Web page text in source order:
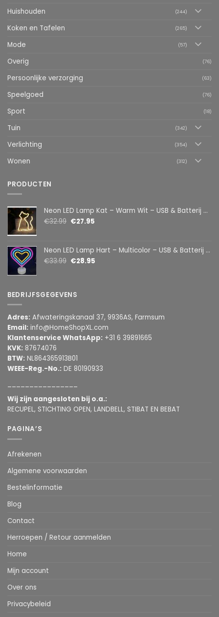
Huishouden (244)
Koken en Tafelen (265)
Mode (57)
Overig (76)
Persoonlijke verzorging (63)
Speelgoed (76)
Sport (18)
Tuin (342)
Verlichting (354)
Wonen (312)
PRODUCTEN
Neon LED Lamp Kat – Warm Wit – USB & Batterij – Decoratieve Tafellamp voor Kinderkamer – 28,5 x 24,5 cm
€32.99 €27.95
Neon LED Lamp Hart – Multicolor – USB & Batterij – Hartvormige Sfeerlamp – Kinderkamer & Slaapkamer – 25,2 x 23 cm
€33.99 €28.95
BEDRIJFSGEGEVENS
Adres: Afwateringskanaal 37, 9936AS, Farmsum
Email: info@HomeShopXL.com
Klantenservice WhatsApp: +31 6 39891665
KVK: 87674076
BTW: NL864365913B01
WEEE-Reg.-No.: DE 80190933
Wij zijn aangesloten bij o.a.:
RECUPEL, STICHTING OPEN, LANDBELL, STIBAT EN BEBAT
PAGINA’S
Afrekenen
Algemene voorwaarden
Bestelinformatie
Blog
Contact
Herroepen / Retour aanmelden
Home
Mijn account
Over ons
Privacybeleid